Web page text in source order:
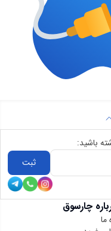
چارسوق
ما
باشید:
ثبت